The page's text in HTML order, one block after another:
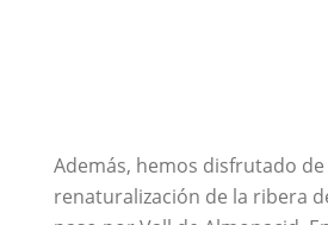
Además, hemos disfrutado
renaturalización de la ribera